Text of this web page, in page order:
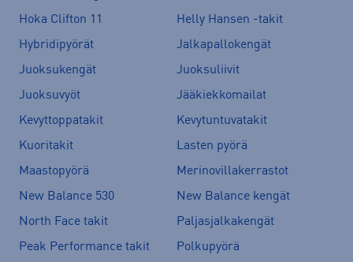
Hoka Clifton 11
Helly Hansen -takit
Hybridipyörät
Jalkapallokengät
Juoksukengät
Juoksuliivit
Juoksuvyöt
Jääkiekkomailat
Kevyttoppatakit
Kevytuntuvatakit
Kuoritakit
Lasten pyörä
Maastopyörä
Merinovillakerrastot
New Balance 530
New Balance kengät
North Face takit
Paljasjalkakengät
Peak Performance takit
Polkupyörä